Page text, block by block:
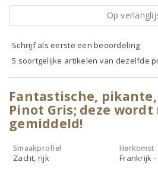
Op
Schrijf als eerste een beoordeling
5 soortgelijke artikelen van dezelfde
Fantastische,
Pinot Gris; deze
gemiddeld!
Smaakprofiel
Zacht, rijk
Herkomst
Frankrijk -